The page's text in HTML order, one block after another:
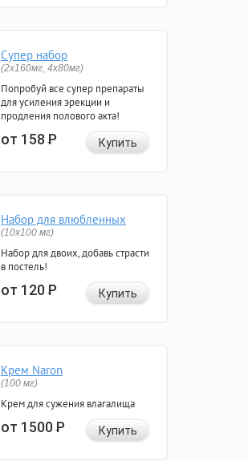
Супер набор
(2х160мг, 4х80мг)
Попробуй все супер препараты
для усиления эрекции и
продления полового акта!
от 158Р Купить
Набор для влюбленных
(10х100 мг)
Набор для двоих, добавь страсти
в постель!
от 120Р Купить
Крем Naron
(100 мг)
Крем для сужения влагалища
от 1500Р Купить